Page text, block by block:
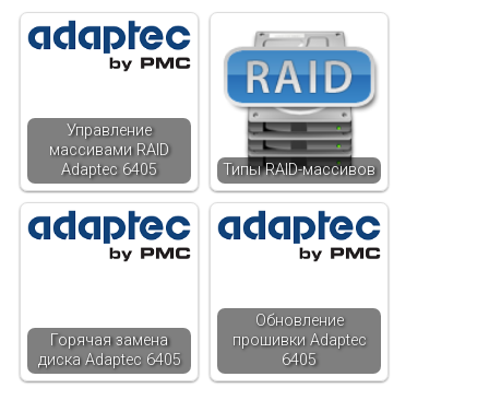
Управление
массивами RAID
Adaptec 6405
Типы RAID-массивов
Горячая замена
диска Adaptec 6405
Обновление
прошивки Adaptec
6405